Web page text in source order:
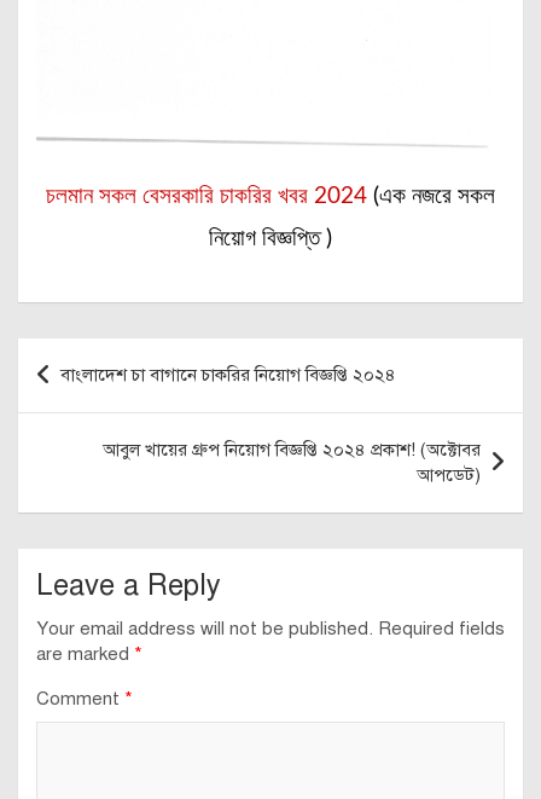
চলমান সকল বেসরকারি চাকরির খবর 2024 (এক নজরে সকল
নিয়োগ বিজ্ঞপ্তি )
Post
navigation
বাংলাদেশ চা বাগানে চাকরির নিয়োগ বিজ্ঞপ্তি ২০২৪
আবুল খায়ের গ্রুপ নিয়োগ বিজ্ঞপ্তি ২০২৪ প্রকাশ! (অক্টোবর
আপডেট)
Leave a Reply
Your email address will not be published. Required fields
are marked *
Comment *